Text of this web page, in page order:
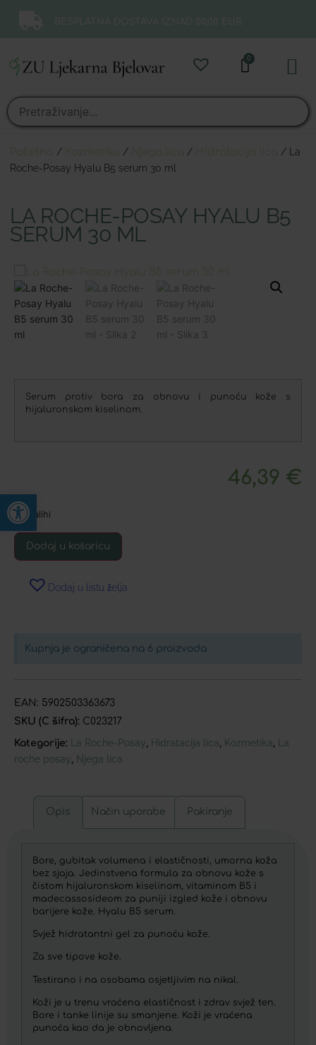
Open toolbar
0
/ / /
/ La
Roche-Posay Hyalu B5 serum 30 ml
LA ROCHE-POSAY HYALU B5
SERUM 30 ML
Serum protiv bora za obnovu i punoću kože s
hijaluronskom kiselinom.
46,39 €
Na zalihi
Dodaj u košaricu
Dodaj u listu želja
Kupnja je ograničena na 6 proizvoda
EAN: 5902503363673
SKU (C šifra): C023217
Kategorije: La Roche-Posay, Hidratacija lica, Kozmetika,
La
roche posay, Njega lica
Opis Način uporabe Pakiranje
Bore, gubitak volumena i elastičnosti, umorna koža
bez sjaja. Jedinstvena formula za obnovu kože s
čistom hijaluronskom kiselinom, vitaminom B5 i
madecassosideom za puniji izgled kože i obnovu
barijere kože. Hyalu B5 serum.
Svjež hidratantni gel za punoću kože.
Za sve tipove kože.
Testirano i na osobama osjetljivim na nikal.
Koži je u trenu vraćena elastičnost i zdrav svjež ten.
Bore i tanke linije su smanjene. Koži je vraćena
punoća kao da je obnovljena.